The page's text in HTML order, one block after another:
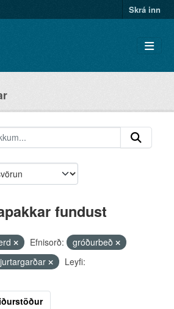
Skrá inn
fundust
Efnisorð:
gróðurbeð
Leyfi: